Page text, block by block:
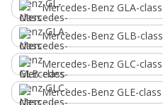
Mercedes-Benz GLA-class
Mercedes-Benz GLB-class
Mercedes-Benz GLC-class
Mercedes-Benz GLE-class